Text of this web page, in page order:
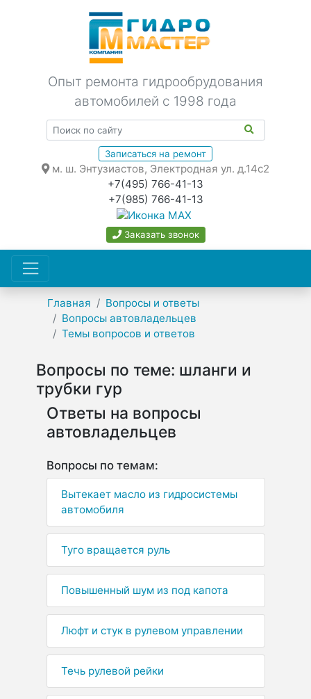
Опыт ремонта гидрообрудования
автомобилей с 1998 года
Записаться на ремонт
м. ш. Энтузиастов, Электродная ул. д.14с2
+7(495) 766-41-13
+7(985) 766-41-13
Заказать звонок
Главная
Вопросы и ответы
Вопросы автовладельцев
Темы вопросов и ответов
Вопросы по теме: шланги и
трубки гур
Ответы на вопросы
автовладельцев
Вопросы по темам:
Вытекает масло из гидросистемы
автомобиля
Туго вращается руль
Повышенный шум из под капота
Люфт и стук в рулевом управлении
Течь рулевой рейки